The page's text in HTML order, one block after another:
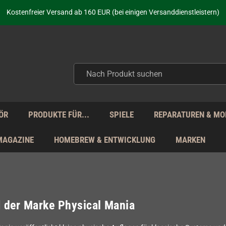
Kostenfreier Versand ab 160 EUR (bei einigen Versanddienstleistern)
Seit über 20 Jahren Deine Anlaufstelle für neue Retro-Hardware!
Täglicher Versand Mo - Fr aus Deutschland - zollfrei innerhalb der EU!
PRODUKTE FÜR... SPIELE REPARATUREN &
HOMEBREW & ENTWICKLUNG MARKEN
Marke Physical Mania